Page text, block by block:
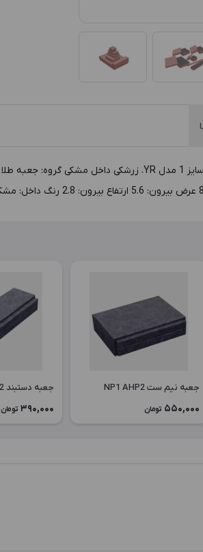
جعبه نیم ست NP1 AHP2
550,000 تومان
جعبه دستبند DP1 AHP2
390,000 تومان